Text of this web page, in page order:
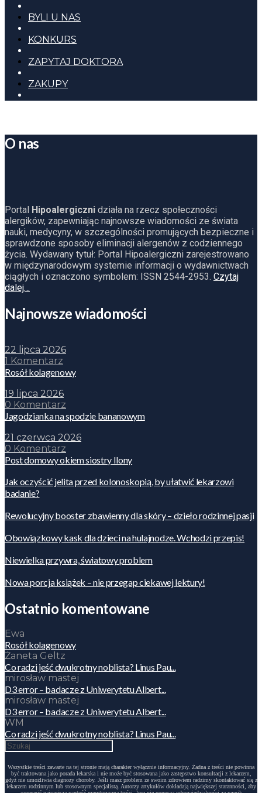
BYLI U NAS
KONKURS
ZAPYTAJ DOKTORA
ZAKUPY
O nas
Portal Hipoalergiczni działa na rzecz społeczności
alergików, zapewniając najnowsze wiadomości ze świata
nauki, medycyny, w szczególności promujących bezpieczne i
sprawdzone sposoby eliminacji alergenów z codziennego
życia. Wydawany tytuł: Portal Hipoalergiczni zarejestrowano
w międzynarodowym systemie informacji o wydawnictwach
ciągłych i oznaczono symbolem: ISSN 2544-2953. Czytaj
dalej…
Najnowsze wiadomości
22 lipca 2026
1 Komentarz
Rosół kolagenowy
19 lipca 2026
0 Komentarz
Jagodzianka na spodzie bananowym
21 czerwca 2026
0 Komentarz
Post domowy okiem siostry Ilony
Jak oczyścić jelita przed kolonoskopią, by ułatwić lekarzowi
badanie?
Rewolucyjny booster zbawienny dla skóry – dzieło rodzinnej pasji
Obowiązkowy kask dla dzieci na hulajnodze. Wchodzi przepis!
Niewielka przywra, światowy problem
Nowa porcja książek – nie przegap ciekawej lektury!
Ostatnio komentowane
Ewa
Rosół kolagenowy
Żaneta Geltz
Co radzi jeść dwukrotny noblista? Linus Pau...
mirosław mastej
D3 error – badacze z Uniwerytetu Albert...
mirosław mastej
D3 error – badacze z Uniwerytetu Albert...
WM
Co radzi jeść dwukrotny noblista? Linus Pau...
Wszystkie treści zawarte na tej stronie mają charakter wyłącznie informacyjny. Żadna z treści nie powinna
być traktowana jako porada lekarska i nie może być stosowana jako zastępstwo konsultacji z lekarzem,
gdyż nie umożliwia diagnozy choroby. Jeśli masz problem ze swoim zdrowiem radzimy skontaktować się z
lekarzem rodzinnym lub stosownym specjalistą. Autorzy artykułów dokładają największej staranności, aby